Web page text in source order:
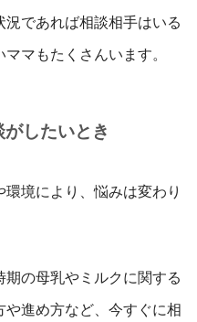
であれば相談相手はいる
マもたくさんいます。
したいとき
境により、悩みは変わり
の母乳やミルクに関する
進め方など、今すぐに相